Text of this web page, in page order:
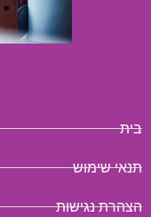
בית
תנאי שימוש
הצהרת נגישות